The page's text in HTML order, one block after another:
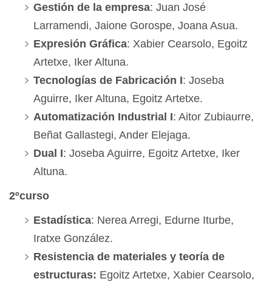
Gestión de la empresa: Juan José
Larramendi, Jaione Gorospe, Joana Asua.
Expresión Gráfica: Xabier Cearsolo, Egoitz
Artetxe, Iker Altuna.
Tecnologías de Fabricación I: Joseba
Aguirre, Iker Altuna, Egoitz Artetxe.
Automatización Industrial I: Aitor Zubiaurre,
Beñat Gallastegi, Ander Elejaga.
Dual I: Joseba Aguirre, Egoitz Artetxe, Iker
Altuna.
2ºcurso
Estadística: Nerea Arregi, Edurne Iturbe,
Iratxe González.
Resistencia de materiales y teoría de
estructuras: Egoitz Artetxe, Xabier Cearsolo,